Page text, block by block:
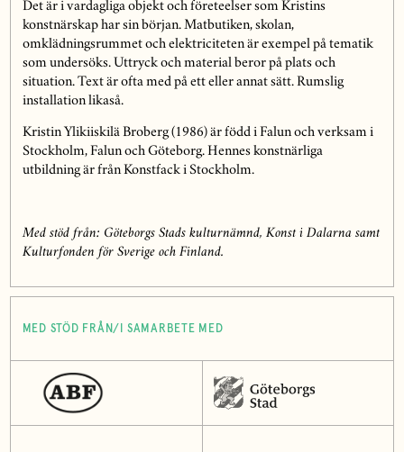
Det är i vardagliga objekt och företeelser som Kristins
konstnärskap har sin början. Matbutiken, skolan,
omklädningsrummet och elektriciteten är exempel på tematik
som undersöks. Uttryck och material beror på plats och
situation. Text är ofta med på ett eller annat sätt. Rumslig
installation likaså.
Kristin Ylikiiskilä Broberg (1986) är född i Falun och verksam i
Stockholm, Falun och Göteborg. Hennes konstnärliga
utbildning är från Konstfack i Stockholm.
Med stöd från: Göteborgs Stads kulturnämnd, Konst i Dalarna samt
Kulturfonden för Sverige och Finland.
MED STÖD FRÅN/I SAMARBETE MED